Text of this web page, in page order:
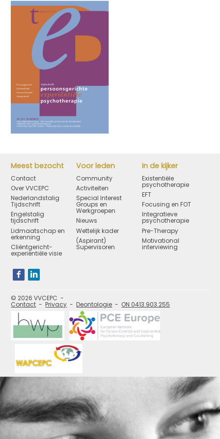
Meest bezocht
Contact
Over VVCEPC
Nederlandstalig
Tijdschrift
Engelstalig
tijdschrift
Lidmaatschap en
erkenning
Cliëntgericht-
experiëntiële visie
Voor leden
Community
Activiteiten
Special Interest
Groups en
Werkgroepen
Nieuws
Wettelijk kader
(Aspirant)
Supervisoren
In de kijker
Existentiële
psychotherapie
EFT
Focusing en FOT
Integratieve
psychotherapie
Pre-Therapy
Motivational
interviewing
Bezoek
onze
pagina's:
© 2026 VVCEPC
Contact Privacy Deontologie ON 0413.903.255